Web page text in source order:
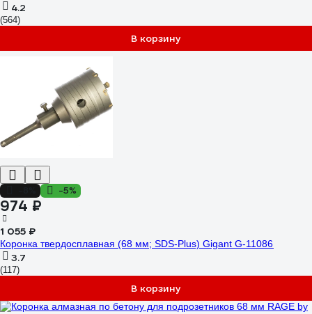
4.2
(564)
В корзину
-5%
974 ₽
1 055 ₽
Коронка твердосплавная (68 мм; SDS-Plus) Gigant G-11086
3.7
(117)
В корзину